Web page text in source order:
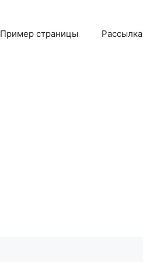
Пример страницы Рассылка